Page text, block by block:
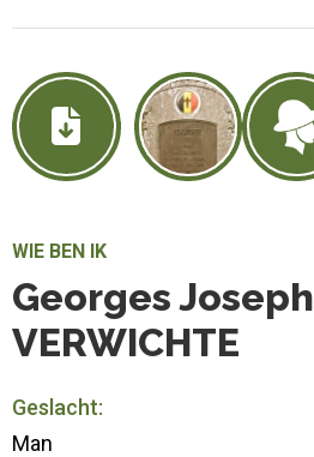
WIE BEN IK
Georges Joseph
VERWICHTE
Geslacht:
Man